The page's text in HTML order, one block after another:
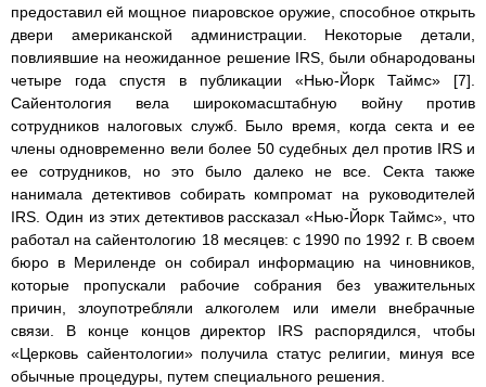
предоставил ей мощное пиаровское оружие, способное открыть
двери американской администрации. Некоторые детали,
повлиявшие на неожиданное решение IRS, были обнародованы
четыре года спустя в публикации «Нью-Йорк Таймс» [7].
Сайентология вела широкомасштабную войну против
сотрудников налоговых служб. Было время, когда секта и ее
члены одновременно вели более 50 судебных дел против IRS и
ее сотрудников, но это было далеко не все. Секта также
нанимала детективов собирать компромат на руководителей
IRS. Один из этих детективов рассказал «Нью-Йорк Таймс», что
работал на сайентологию 18 месяцев: с 1990 по 1992 г. В своем
бюро в Мериленде он собирал информацию на чиновников,
которые пропускали рабочие собрания без уважительных
причин, злоупотребляли алкоголем или имели внебрачные
связи. В конце концов директор IRS распорядился, чтобы
«Церковь сайентологии» получила статус религии, минуя все
обычные процедуры, путем специального решения.